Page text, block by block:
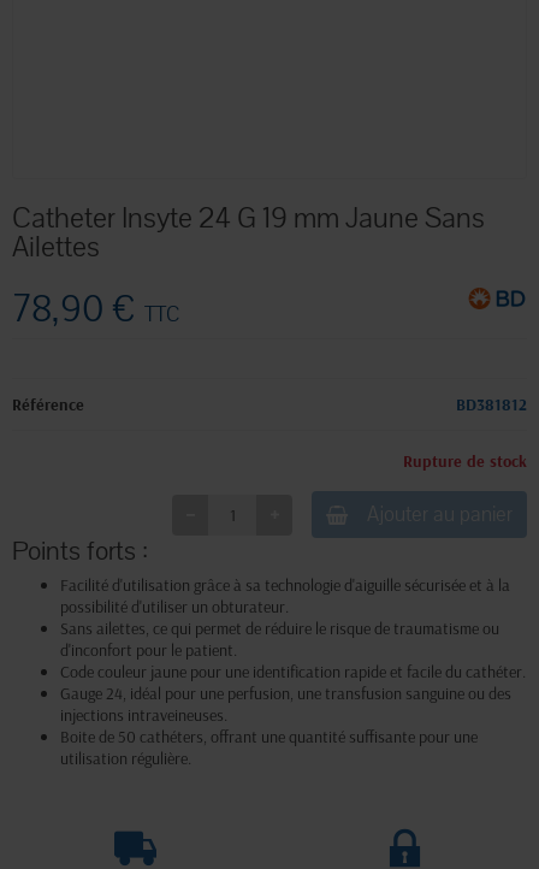
Catheter Insyte 24 G 19 mm Jaune Sans
Ailettes
78,90 € TTC
Référence BD381812
Rupture de stock
Ajouter au panier
Points forts :
Facilité d'utilisation grâce à sa technologie d'aiguille sécurisée et à la
possibilité d'utiliser un obturateur.
Sans ailettes, ce qui permet de réduire le risque de traumatisme ou
d'inconfort pour le patient.
Code couleur jaune pour une identification rapide et facile du cathéter.
Gauge 24, idéal pour une perfusion, une transfusion sanguine ou des
injections intraveineuses.
Boite de 50 cathéters, offrant une quantité suffisante pour une
utilisation régulière.